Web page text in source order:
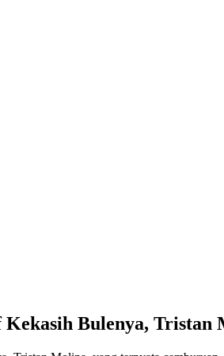
Kekasih Bulenya,